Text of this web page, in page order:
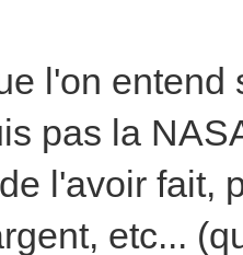
l'on
pas la
l'avoir fait,
etc...